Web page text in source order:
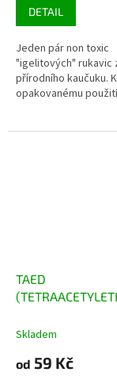
DETAIL
Jeden pár non toxic
"igelitových" rukavic
přírodního kaučuku. K
opakovanému
TAED
sodného
Skladem
od 59 Kč